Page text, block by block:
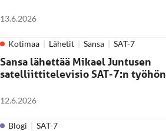
13.6.2026
Kotimaa Lähetit Sansa SAT-7
Sansa lähettää Mikael Juntusen
satelliittitelevisio SAT-7:n työhön
12.6.2026
Blogi SAT-7